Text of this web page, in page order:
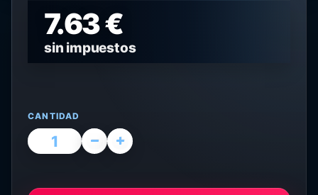
7.63 €
sin impuestos
CANTIDAD